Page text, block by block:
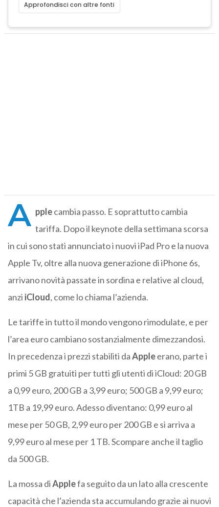
Approfondisci con altre fonti
A pplecambia passo. E soprattutto cambia
tariffa. Dopo il keynote della settimana scorsa
in cui sono stati annunciato i nuovi iPad Pro e la nuova
Apple Tv, oltre alla nuova generazione di iPhone 6s,
arrivano novità passate in sordina e relative al cloud,
anzi iCloud, come lo chiama l’azienda.
Le tariffe in tutto il mondo vengono rimodulate, e per
l’area euro cambiano sostanzialmente dimezzandosi.
In precedenza i prezzi stabiliti daAppleerano, parte i
primi 5 GB gratuiti per tutti gli utenti di iCloud: 20 GB
a 0,99 euro, 200 GB a 3,99 euro; 500 GB a 9,99 euro;
1TB a 19,99 euro. Adesso diventano: 0,99 euro al
mese per 50 GB, 2,99 euro per 200 GB e si arriva a
9,99 euro al mese per 1 TB. Scompare anche il taglio
da 500 GB.
La mossa diApplefa seguito da un lato alla crescente
capacità che l’azienda sta accumulando grazie ai nuovi